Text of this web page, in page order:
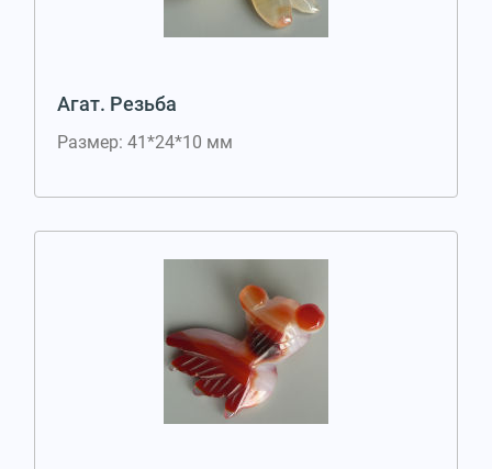
Агат. Резьба
Размер: 41*24*10 мм